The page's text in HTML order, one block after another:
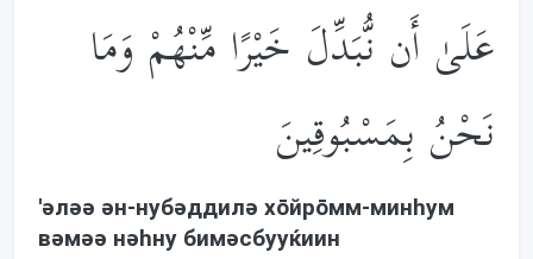
عَلَىٰ أَن نُّبَدِّلَ خَيْرًا مِّنْهُمْ وَمَا
نَحْنُ بِمَسْبُوقِينَ
'əлəə əн-нубəддилə хōйрōмм-минhум
вəмəə нəhну бимəсбууќиин